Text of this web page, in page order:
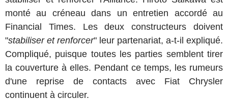
monté au créneau dans un entretien accordé au
Financial Times. Les deux constructeurs doivent
"stabiliser et renforcer" leur partenariat, a-t-il expliqué.
Compliqué, puisque toutes les parties semblent tirer
la couverture à elles. Pendant ce temps, les rumeurs
d'une reprise de contacts avec Fiat Chrysler
continuent à circuler.